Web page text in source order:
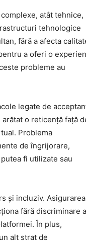
atât tehnice,
tehnologice
fără a afecta
a oferi o
probleme au
legate de
o reticență față
Problema
de îngrijorare,
fi utilizate sau
și incluziv. Asigurarea
fără discriminare a
În plus,
alt strat de